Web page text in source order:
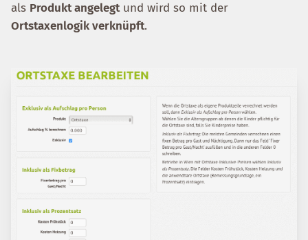
als Produkt angelegtund wird so mit der
Ortstaxenlogik verknüpft.